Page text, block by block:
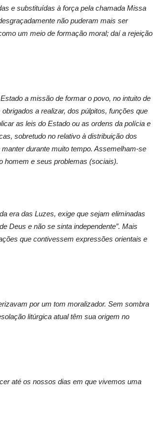
e substituídas à força pela chamada Missa
não puderam mais ser
um meio de formação moral; daí a rejeição
a missão de formar o povo, no intuito de
a realizar, dos púlpitos, funções que
as leis do Estado ou as ordens da polícia e
sobretudo no relativo à distribuição dos
durante muito tempo. Assemelham-se
homem e seus problemas (sociais).
era das Luzes, exige que sejam eliminadas
Deus e não se sinta independente”. Mais
que contivessem expressões orientais e
por um tom moralizador. Sem sombra
litúrgica atual têm sua origem no
até os nossos dias em que vivemos uma